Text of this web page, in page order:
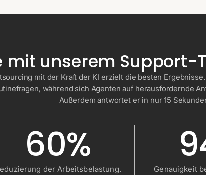
mit unserem Support-
mit der Kraft der KI erzielt die besten
während sich Agenten auf herausfordernde
Außerdem antwortet er in nur 15
60%
der Arbeitsbelastung.
Genauigkeit